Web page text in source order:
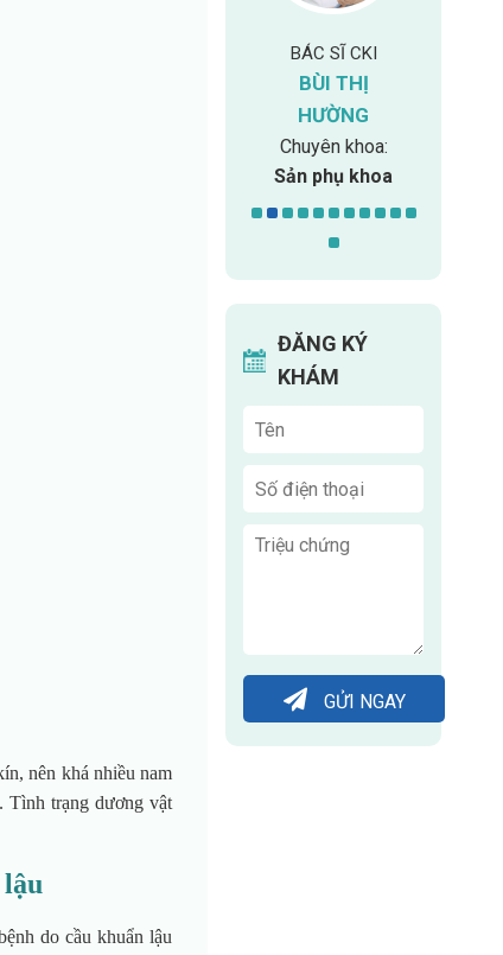
nên khá nhiều nam
Tình trạng dương vật
do cầu khuẩn lậu
BÁC SĨ CKI
LÊ ANH TUẤN
Chuyên khoa:
Chuyên khoa
ngoại
ĐĂNG KÝ
KHÁM
GỬI NGAY